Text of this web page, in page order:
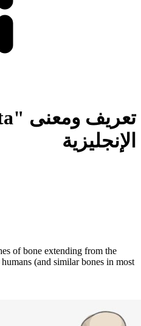
الإنجليزية
of bone extending from the
(and similar bones in most